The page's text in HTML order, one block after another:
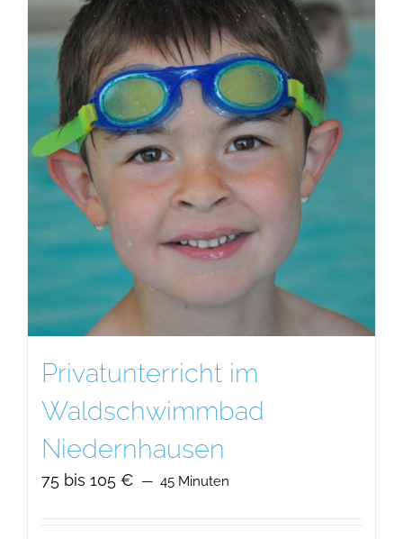
Privatunterricht im
Waldschwimmbad
Niedernhausen
75 bis 105 € 45 Minuten